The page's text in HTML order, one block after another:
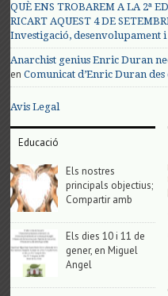
QUÈ ENS TROBAREM A LA 2ª
RICART AQUEST 4 DE
Investigació, desenvolupament
Anarchist genius Enric Duran
enComunicat d’Enric Duran des
Avis Legal
Educació
Els nostres
principals objectius;
Compartir amb
Els dies 10 i 11 de
gener, en Miguel
Angel